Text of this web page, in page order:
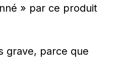
» par ce produit
grave, parce que